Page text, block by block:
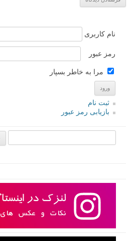
نام کاربری
رمز عبور
مرا به خاطر بسپار
ثبت نام
بازیابی رمز عبور